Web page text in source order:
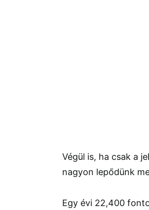
Végül is, ha csak a
nagyon lepődünk
Egy évi 22,400